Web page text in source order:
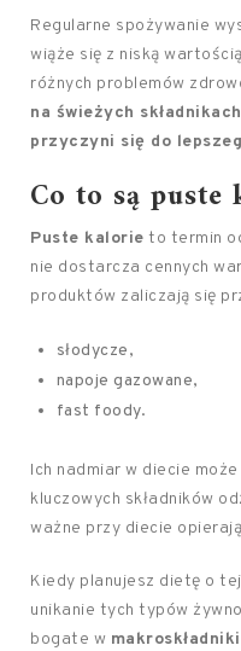
Regularne spożywanie
wiąże się z niską
różnych problemów
na świeżych
przyczyni się do
Co to są puste
Puste kalorie to termin
nie dostarcza cennych
produktów zaliczają się
słodycze,
napoje gazowane,
fast foody.
Ich nadmiar w diecie
kluczowych składników
ważne przy diecie
Kiedy planujesz dietę o
unikanie tych typów
bogate w makroskładniki